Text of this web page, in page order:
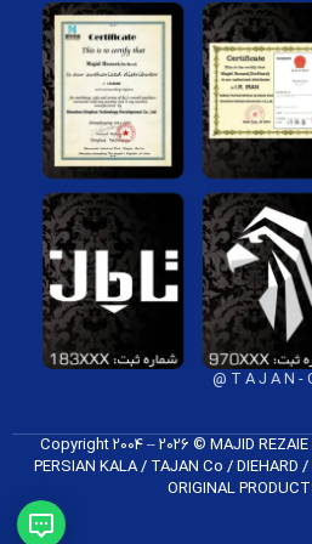
T A J A N - C
Copyright 2004 – 2026 © MAJID
PERSIAN KALA / TAJAN Co / DIEHARD
ORIGINAL